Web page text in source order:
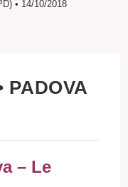
• 14/10/2018
PADOVA
– Le